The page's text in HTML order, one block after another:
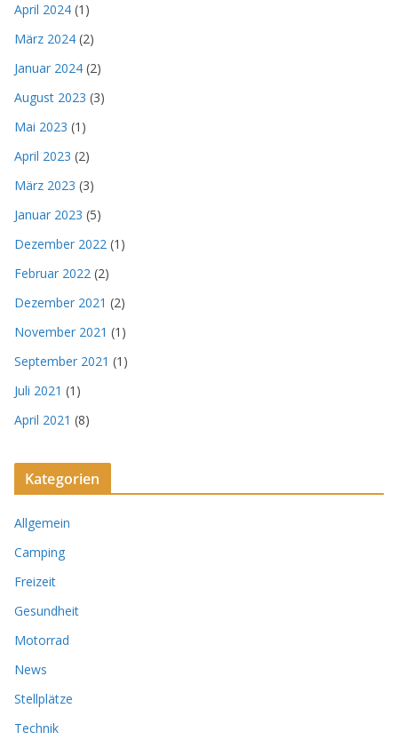
April 2024 (1)
März 2024 (2)
Januar 2024 (2)
August 2023 (3)
Mai 2023 (1)
April 2023 (2)
März 2023 (3)
Januar 2023 (5)
Dezember 2022 (1)
Februar 2022 (2)
Dezember 2021 (2)
November 2021 (1)
September 2021 (1)
Juli 2021 (1)
April 2021 (8)
Kategorien
Allgemein
Camping
Freizeit
Gesundheit
Motorrad
News
Stellplätze
Technik